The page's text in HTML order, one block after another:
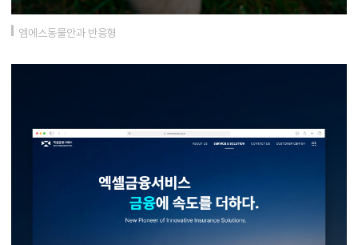
엠에스동물안과 반응형